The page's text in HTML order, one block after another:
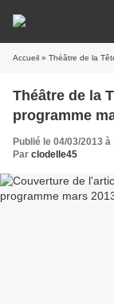
Accueil » Théâtre de la
Théâtre de la
programme
Publié le 04/03/2013 à
Par clodelle45